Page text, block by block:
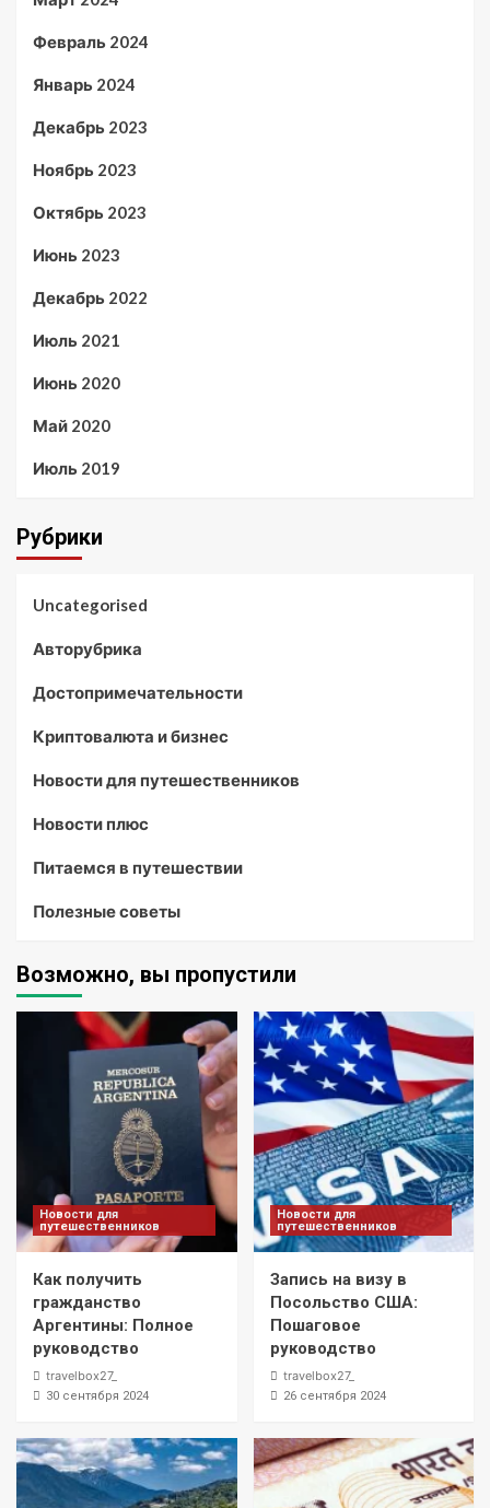
Февраль 2024
Январь 2024
Декабрь 2023
Ноябрь 2023
Октябрь 2023
Июнь 2023
Декабрь 2022
Июль 2021
Июнь 2020
Май 2020
Июль 2019
Рубрики
Uncategorised
Авторубрика
Достопримечательности
Криптовалюта и бизнес
Новости для путешественников
Новости плюс
Питаемся в путешествии
Полезные советы
Возможно, вы пропустили
Новости для
путешественников
Как получить
гражданство
Аргентины: Полное
руководство
travelbox27_
30 сентября 2024
Новости для
путешественников
Запись на визу в
Посольство США:
Пошаговое
руководство
travelbox27_
26 сентября 2024